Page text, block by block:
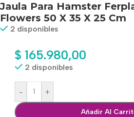
Jaula Para Hamster
Flowers 50 X 35 X 25 Cm
2 disponibles
$ 165.980,00
2 disponibles
- +
Añadir Al